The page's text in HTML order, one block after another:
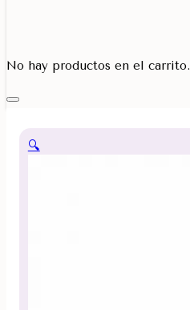
No hay productos en el carrito.
🔍